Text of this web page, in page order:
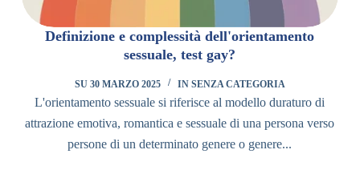
Definizione e complessità dell'orientamento
sessuale, test gay?
SU 30 MARZO 2025 IN SENZA CATEGORIA
L'orientamento sessuale si riferisce al modello duraturo di
attrazione emotiva, romantica e sessuale di una persona verso
persone di un determinato genere o genere...